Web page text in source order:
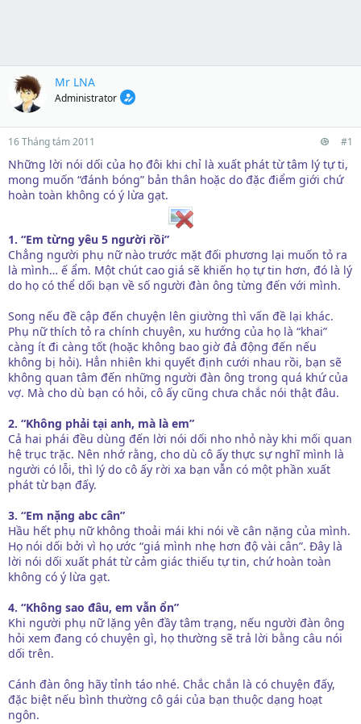
Mr LNA
Administrator
16 Tháng tám 2011 #1
Những lời nói dối của họ đôi khi chỉ là xuất phát từ tâm lý tự ti,
mong muốn “đánh bóng” bản thân hoặc do đặc điểm giới chứ
hoàn toàn không có ý lừa gạt.
1. “Em từng yêu 5 người rồi”
Chẳng người phụ nữ nào trước mặt đối phương lại muốn tỏ ra
là mình… ế ẩm. Một chút cao giá sẽ khiến họ tự tin hơn, đó là lý
do họ có thể dối bạn về số người đàn ông từng đến với mình.
Song nếu đề cập đến chuyện lên giường thì vấn đề lại khác.
Phụ nữ thích tỏ ra chính chuyên, xu hướng của họ là “khai”
càng ít đi càng tốt (hoặc không bao giờ đả động đến nếu
không bị hỏi). Hẳn nhiên khi quyết định cưới nhau rồi, bạn sẽ
không quan tâm đến những người đàn ông trong quá khứ của
vợ. Mà cho dù bạn có hỏi, cô ấy cũng chưa chắc nói thật đâu.
2. “Không phải tại anh, mà là em”
Cả hai phái đều dùng đến lời nói dối nho nhỏ này khi mối quan
hệ trục trặc. Nên nhớ rằng, cho dù cô ấy thực sự nghĩ mình là
người có lỗi, thì lý do cô ấy rời xa bạn vẫn có một phần xuất
phát từ bạn đấy.
3. “Em nặng abc cân”
Hầu hết phụ nữ không thoải mái khi nói về cân nặng của mình.
Họ nói dối bởi vì họ ước “giá mình nhẹ hơn độ vài cân”. Đây là
lời nói dối xuất phát từ cảm giác thiếu tự tin, chứ hoàn toàn
không có ý lừa gạt.
4. “Không sao đâu, em vẫn ổn”
Khi người phụ nữ lặng yên đầy tâm trạng, nếu người đàn ông
hỏi xem đang có chuyện gì, họ thường sẽ trả lời bằng câu nói
dối trên.
Cánh đàn ông hãy tỉnh táo nhé. Chắc chắn là có chuyện đấy,
đặc biệt nếu bình thường cô gái của bạn thuộc dạng hoạt
ngôn.